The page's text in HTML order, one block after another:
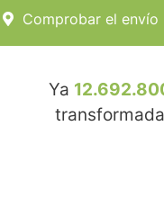
Comprobar el envío
Ya